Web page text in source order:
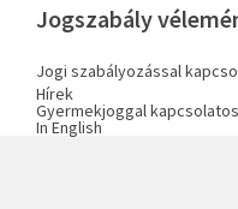
Jogszabály
Jogi szabályozással
Hírek
Gyermekjoggal
In English